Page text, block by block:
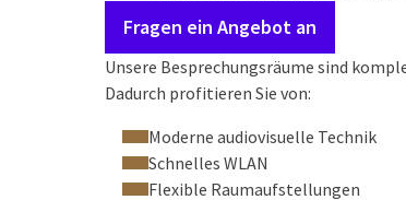
Fragen ein Angebot an
Unsere Besprechungsräume sind
Dadurch profitieren Sie von:
Moderne audiovisuelle Technik
Schnelles WLAN
Flexible Raumaufstellungen